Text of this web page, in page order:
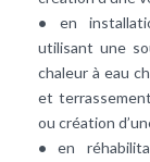
• en
utilisant une
chaleur à eau
et
ou création
• en